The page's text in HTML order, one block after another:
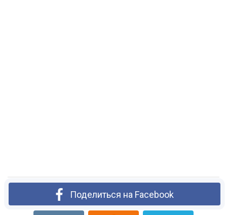
Поделиться на Facebook